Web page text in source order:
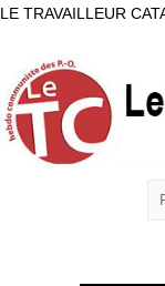
LE TRAVAILLEUR